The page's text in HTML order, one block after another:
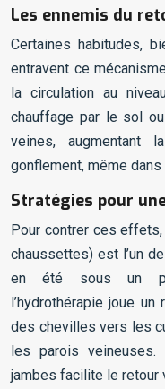
Les ennemis du
Certaines habitudes,
entravent ce
la circulation au
chauffage par le sol
veines, augmentant
gonflement, même
Stratégies pour
Pour contrer ces
chaussettes) est l’un
en été sous un
l’hydrothérapie joue
des chevilles vers les
les parois veineuses.
jambes facilite le retour